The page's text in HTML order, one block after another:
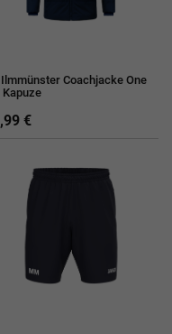
Coachjacke One
Kapuze
€